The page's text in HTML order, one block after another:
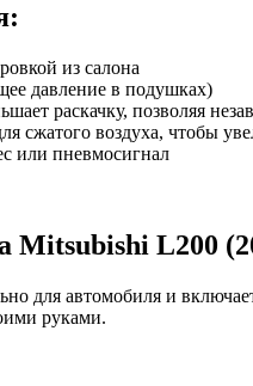
из салона
давление в подушках)
раскачку, позволяя
сжатого воздуха, чтобы
или пневмосигнал
L200
для автомобиля и
руками.